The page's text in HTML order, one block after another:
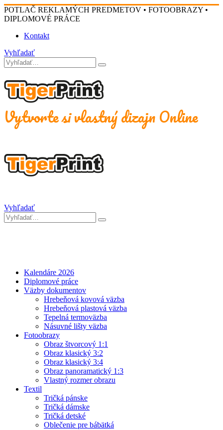
POTLAČ REKLAMÝCH PREDMETOV • FOTOOBRAZY •
DIPLOMOVÉ PRÁCE
Kontakt
Vyhľadať
Vytvorte si vlastný dizajn Online
Vyhľadať
Kalendáre 2026
Diplomové práce
Väzby dokumentov
Hrebeňová kovová väzba
Hrebeňová plastová väzba
Tepelná termoväzba
Násuvné lišty väzba
Fotoobrazy
Obraz štvorcový 1:1
Obraz klasický 3:2
Obraz klasický 3:4
Obraz panoramatický 1:3
Vlastný rozmer obrazu
Textil
Tričká pánske
Tričká dámske
Tričká detské
Oblečenie pre bábätká